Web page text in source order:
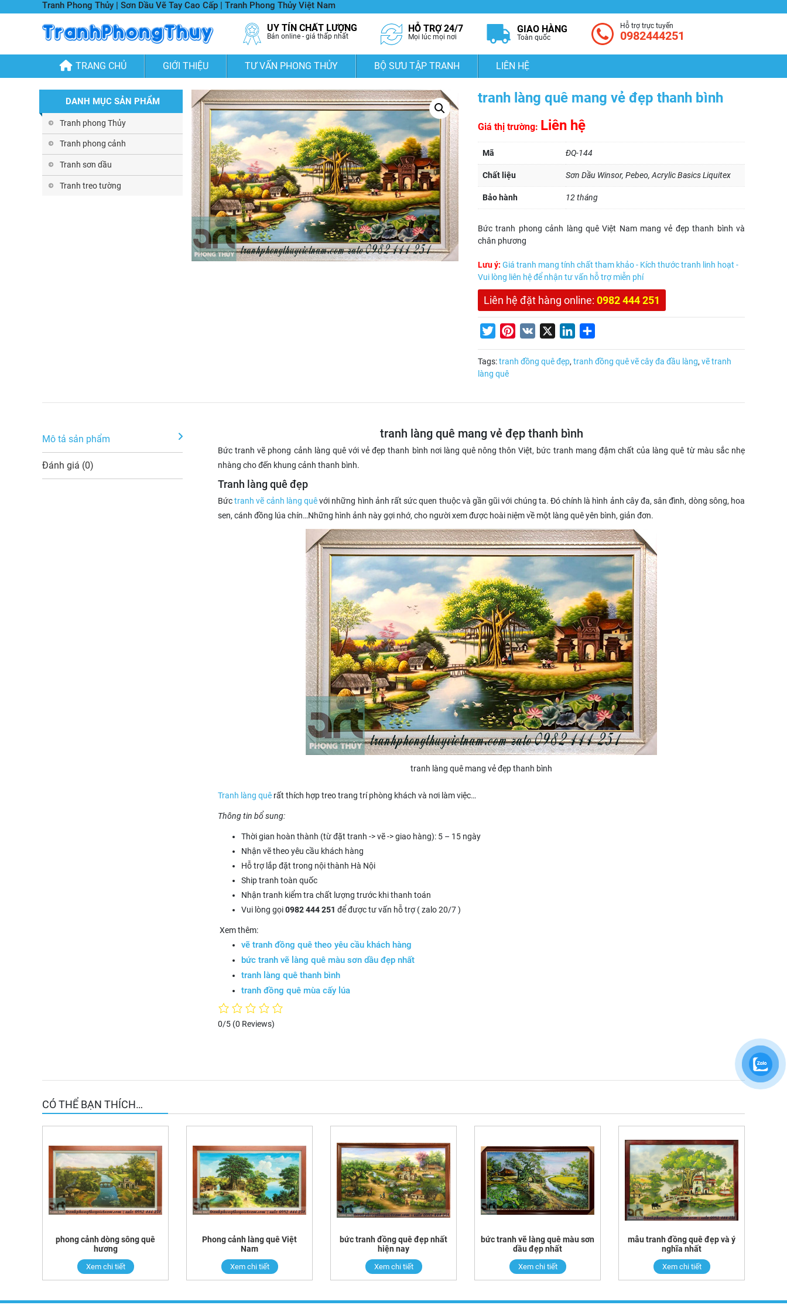
Tranh Phong Thủy | Sơn Dầu Vẽ Tay Cao Cấp | Tranh Phong Thủy Việt Nam
UY TÍN CHẤT LƯỢNG
Bán online - giá thấp nhất
HỖ TRỢ 24/7
Mọi lúc mọi nơi
GIAO HÀNG
Toàn quốc
Hỗ trợ trực tuyến
0982444251
TRANG CHỦ GIỚI THIỆU TƯ VẤN PHONG THỦY BỘ SƯU TẬP TRANH LIÊN HỆ
DANH MỤC SẢN PHẨM
Tranh phong Thủy
Tranh phong cảnh
Tranh sơn dầu
Tranh treo tường
tranh làng quê mang vẻ đẹp thanh bình
Giá thị trường: Liên hệ
Mã ĐQ-144
Chất liệu Sơn Dầu Winsor, Pebeo, Acrylic Basics Liquitex
Bảo hành 12 tháng
Bức tranh phong cảnh làng quê Việt Nam mang vẻ đẹp thanh bình và
chân phương
Lưu ý: Giá tranh mang tính chất tham khảo - Kích thước tranh linh hoạt -
Vui lòng liên hệ để nhận tư vấn hỗ trợ miễn phí
Liên hệ đặt hàng online: 0982 444 251
TwitterPinterest
VK LinkedIn
Tags:tranh đồng quê đẹp, tranh đồng quê vẽ cây đa đầu làng, vẽ tranh
làng quê
Mô tả sản phẩm
Đánh giá (0)
tranh làng quê mang vẻ đẹp thanh bình
Bức tranh vẽ phong cảnh làng quê với vẻ đẹp thanh bình nơi làng quê nông thôn Việt, bức tranh mang đậm chất của làng quê từ màu sắc nhẹ
nhàng cho đến khung cảnh thanh bình.
Tranh làng quê đẹp
Bứctranh vẽ cảnh làng quêvới những hình ảnh rất sức quen thuộc và gần gũi với chúng ta. Đó chính là hình ảnh cây đa, sân đình, dòng sông, hoa
sen, cánh đồng lúa chín…Những hình ảnh này gợi nhớ, cho người xem được hoài niệm về một làng quê yên bình, giản đơn.
tranh làng quê mang vẻ đẹp thanh bình
Tranh làng quê rất thích hợp treo trang trí phòng khách và nơi làm việc…
Thông tin bổ sung:
Thời gian hoàn thành (từ đặt tranh -> vẽ -> giao hàng): 5 – 15 ngày
Nhận vẽ theo yêu cầu khách hàng
Hỗ trợ lắp đặt trong nội thành Hà Nội
Ship tranh toàn quốc
Nhận tranh kiểm tra chất lượng trước khi thanh toán
Vui lòng gọi0982 444 251 để được tư vấn hỗ trợ ( zalo 20/7 )
Xem thêm:
vẽ tranh đồng quê theo yêu cầu khách hàng
bức tranh vẽ làng quê màu sơn dầu đẹp nhất
tranh làng quê thanh bình
tranh đồng quê mùa cấy lúa
0/5 (0 Reviews)
CÓ THỂ BẠN THÍCH…
phong cảnh dòng sông quê
hương
Xem chi tiết
Phong cảnh làng quê Việt
Nam
Xem chi tiết
bức tranh đồng quê đẹp nhất
hiện nay
Xem chi tiết
bức tranh vẽ làng quê màu sơn
dầu đẹp nhất
Xem chi tiết
mẫu tranh đồng quê đẹp và ý
nghĩa nhất
Xem chi tiết